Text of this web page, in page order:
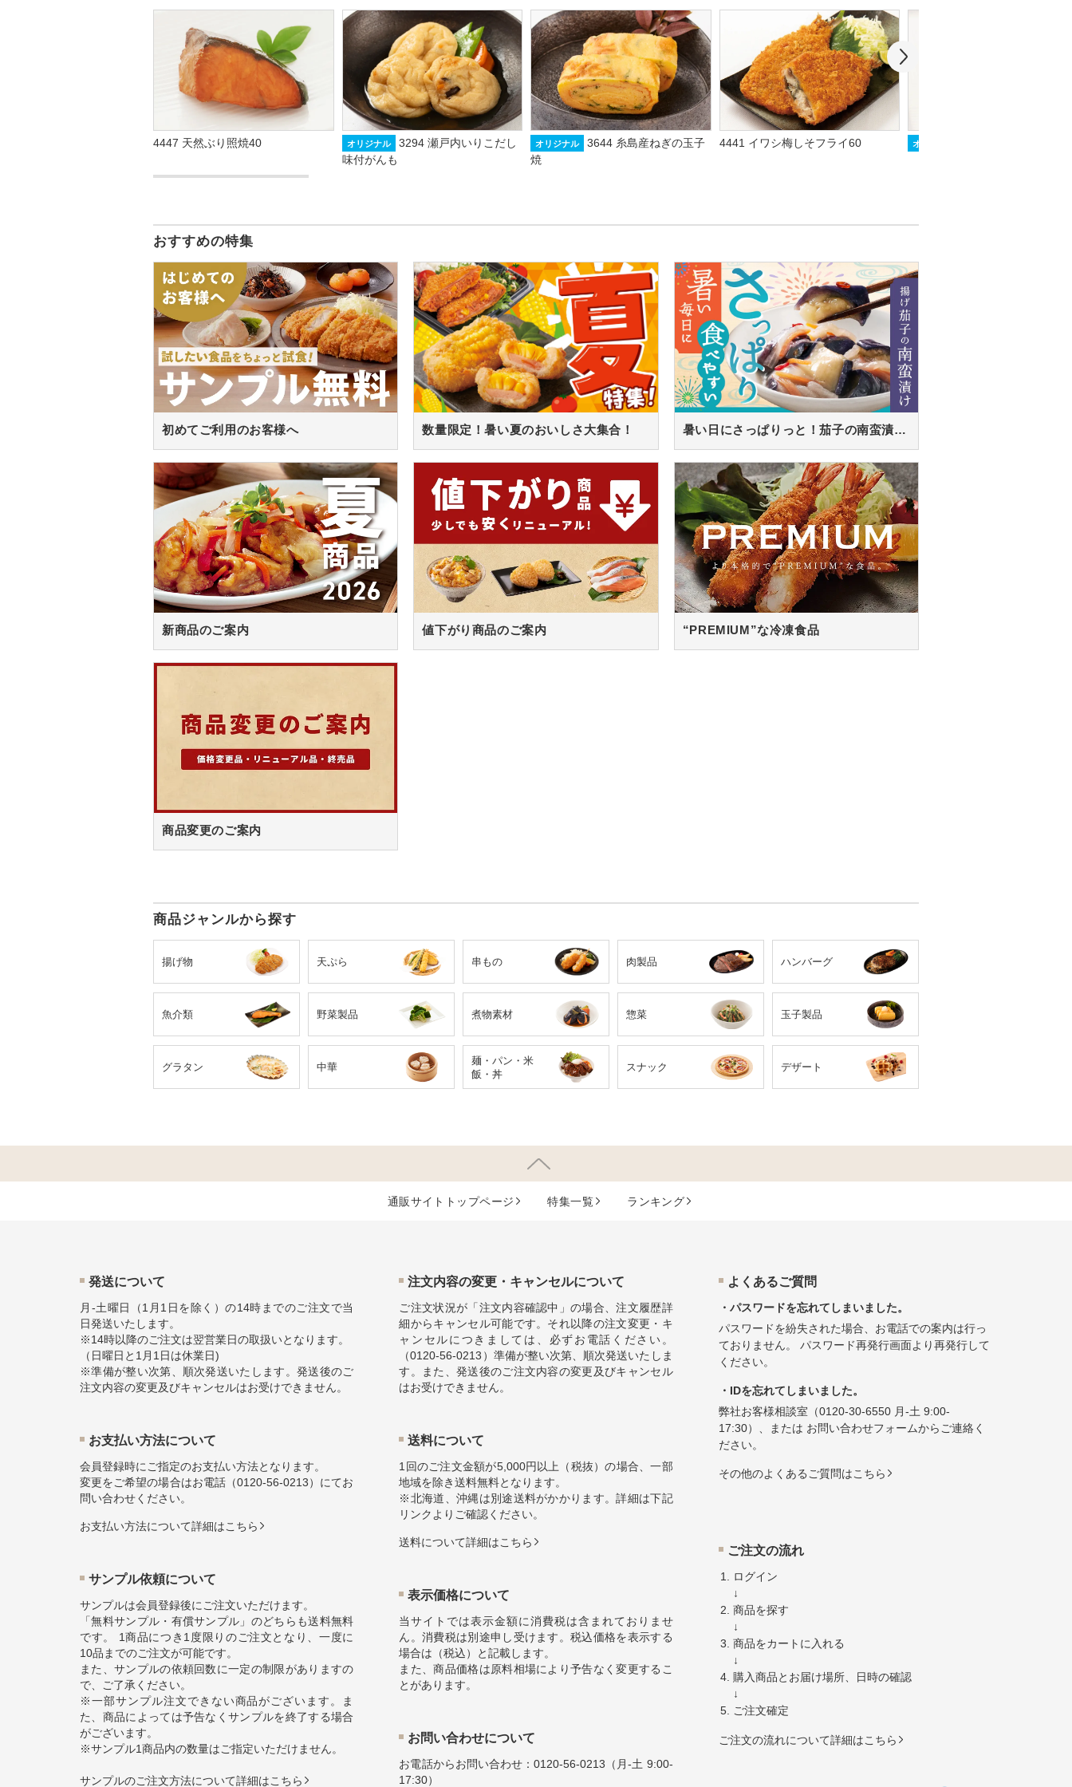
4447 天然ぶり照焼40 オリジナル
3294 瀬戸内いりこだし
味付がんも
オリジナル
3644 糸島産ねぎの玉子
焼
4441 イワシ梅しそフライ60 オリジナル
おすすめの特集
初めてご利用のお客様へ 数量限定！暑い夏のおいしさ大集合！ 暑い日にさっぱりっと！茄子の南蛮漬け！
新商品のご案内 値下がり商品のご案内 “PREMIUM”な冷凍食品
商品変更のご案内
商品ジャンルから探す
揚げ物 天ぷら 串もの 肉製品 ハンバーグ
魚介類 野菜製品 煮物素材 惣菜 玉子製品
グラタン 中華
麺・パン・米
飯・丼
スナック デザート
通販サイトトップページ 特集⼀覧 ランキング
発送について
月-土曜日（1月1日を除く）の14時までのご注文で当
日発送いたします。
※14時以降のご注文は翌営業日の取扱いとなります。
（日曜日と1月1日は休業日)
※準備が整い次第、順次発送いたします。発送後のご
注文内容の変更及びキャンセルはお受けできません。
お⽀払い⽅法について
会員登録時にご指定のお支払い方法となります。
変更をご希望の場合はお電話（0120-56-0213）にてお
問い合わせください。
お⽀払い⽅法について詳細はこちら
サンプル依頼について
サンプルは会員登録後にご注文いただけます。
「無料サンプル・有償サンプル」のどちらも送料無料
です。 1商品につき1度限りのご注文となり、一度に
10品までのご注文が可能です。
また、サンプルの依頼回数に一定の制限がありますの
で、ご了承ください。
※一部サンプル注文できない商品がございます。ま
た、商品によっては予告なくサンプルを終了する場合
がございます。
※サンプル1商品内の数量はご指定いただけません。
サンプルのご注文方法について詳細はこちら
注⽂内容の変更・キャンセルについて
ご注文状況が「注文内容確認中」の場合、注文履歴詳
細からキャンセル可能です。それ以降の注文変更・キ
ャンセルにつきましては、必ずお電話ください。
（0120-56-0213 ）準備が整い次第、順次発送いたしま
す。また、発送後のご注文内容の変更及びキャンセル
はお受けできません。
送料について
1回のご注文金額が5,000円以上（税抜）の場合、一部
地域を除き送料無料となります。
※北海道、沖縄は別途送料がかかります。詳細は下記
リンクよりご確認ください。
送料について詳細はこちら
表示価格について
当サイトでは表示金額に消費税は含まれておりませ
ん。消費税は別途申し受けます。税込価格を表示する
場合は（税込）と記載します。
また、商品価格は原料相場により予告なく変更するこ
とがあります。
お問い合わせについて
お電話からお問い合わせ：0120-56-0213 （月-土 9:00-
17:30）
よくあるご質問
・パスワードを忘れてしまいました。
パスワードを紛失された場合、お電話での案内は行っ
ておりません。 パスワード再発行画面より再発行して
ください。
・IDを忘れてしまいました。
弊社お客様相談室（0120-30-6550月-土 9:00-
17:30）、または お問い合わせフォームからご連絡く
ださい。
その他のよくあるご質問はこちら
ご注文の流れ
ログイン
↓
商品を探す
↓
商品をカートに入れる
↓
購入商品とお届け場所、日時の確認
↓
ご注文確定
ご注文の流れについて詳細はこちら